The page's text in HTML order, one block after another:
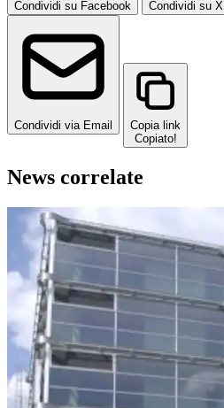
Condividi su Facebook Condividi su X
Condividi via Email
Copia link
Copiato!
News correlate